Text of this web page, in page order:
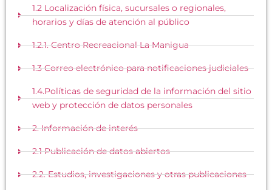
1.2 Localización física, sucursales o regionales,
horarios y días de atención al público
1.2.1. Centro Recreacional La Manigua
1.3 Correo electrónico para notificaciones judiciales
1.4.Políticas de seguridad de la información del sitio
web y protección de datos personales
2. Información de interés
2.1 Publicación de datos abiertos
2.2. Estudios, investigaciones y otras publicaciones